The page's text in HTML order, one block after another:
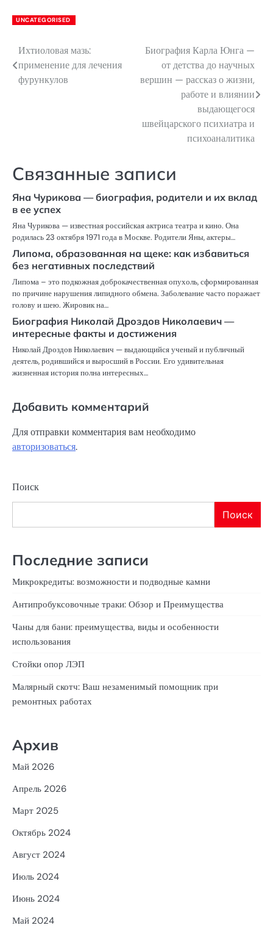
UNCATEGORISED
Навигация
по
Ихтиоловая мазь:
применение для лечения
фурункулов
Биография Карла Юнга —
от детства до научных
вершин — рассказ о жизни,
работе и влиянии
выдающегося
швейцарского психиатра и
психоаналитика
Связанные записи
Яна Чурикова — биография, родители и их вклад
в ее успех
Яна Чурикова — известная российская актриса театра и кино. Она
родилась 23 октября 1971 года в Москве. Родители Яны, актеры…
Липома, образованная на щеке: как избавиться
без негативных последствий
Липома – это подкожная доброкачественная опухоль, сформированная
по причине нарушения липидного обмена. Заболевание часто поражает
голову и шею. Жировик на…
Биография Николай Дроздов Николаевич —
интересные факты и достижения
Николай Дроздов Николаевич — выдающийся ученый и публичный
деятель, родившийся и выросший в России. Его удивительная
жизненная история полна интересных…
Добавить комментарий
Для отправки комментария вам необходимо
авторизоваться.
Поиск
Поиск
Последние записи
Микрокредиты: возможности и подводные камни
Антипробуксовочные траки: Обзор и Преимущества
Чаны для бани: преимущества, виды и особенности
использования
Стойки опор ЛЭП
Малярный скотч: Ваш незаменимый помощник при
ремонтных работах
Архив
Май 2026
Апрель 2026
Март 2025
Октябрь 2024
Август 2024
Июль 2024
Июнь 2024
Май 2024